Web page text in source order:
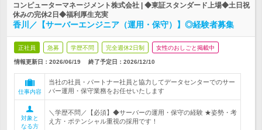
コンピューターマネージメント株式会社 | ◆東証スタンダード上場◆土日祝
休みの完休2日◆福利厚生充実
香川／【サーバーエンジニア（運用・保守）】◎経験者募集
正社員 急募 学歴不問 完全週休2日制 女性のおしごと掲載中
情報更新日：2026/06/19 終了予定日： 2026/12/10
仕事内容
当社の社員・パートナー社員と協力してデータセンターでのサー
バー運用・保守業務をお任せいたします
対象と
なる方
＼学歴不問／【必須】◆サーバーの運用・保守の経験 ★姿勢・考
え方・ポテンシャル重視の採用です！